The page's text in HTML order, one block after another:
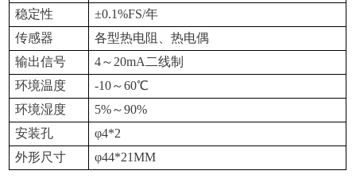
稳定性
±0.1%FS/年
传感器
各型热电阻、热电偶
输出信号
4～20mA二线制
环境温度
-10～60℃
环境湿度
5%～90%
安装孔
φ4*2
外形尺寸
φ44*21MM